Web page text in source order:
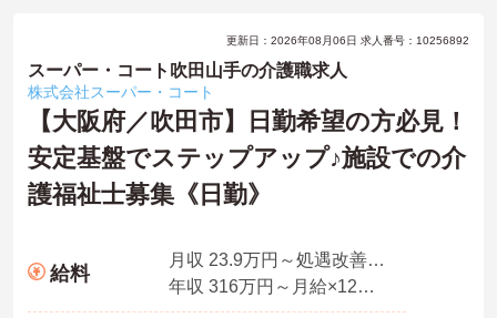
更新日：2026年08月06日 求人番号：10256892
スーパー・コート吹田山手の介護職求人
株式会社スーパー・コート
【大阪府／吹田市】日勤希望の方必見！
安定基盤でステップアップ♪施設での介
護福祉士募集《日勤》
給料
月収 23.9万円～処遇改善手当、特定処遇手当、業務手当、資格手当
年収 316万円～月給×12ヶ月＋賞与